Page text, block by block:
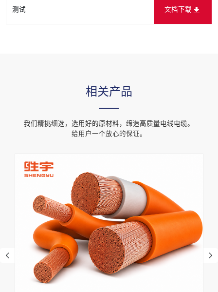
测试 文档下载
相关产品
我们精挑细选，选用好的原材料，缔造高质量电线电缆。
给用户一个放心的保证。